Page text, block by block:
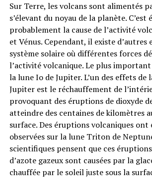
Sur Terre, les volcans sont alimentés
s’élevant du noyau de la planète. C’est
probablement la cause de l’activité
et Vénus. Cependant, il existe d’autres
système solaire où différentes forces
l’activité volcanique. Le plus important
la lune Io de Jupiter. L’un des effets de
Jupiter est le réchauffement de
provoquant des éruptions de dioxyde
atteindre des centaines de kilomètres
surface. Des éruptions volcaniques ont
observées sur la lune Triton de
scientifiques pensent que ces
d’azote gazeux sont causées par la
chauffée par le soleil juste sous la